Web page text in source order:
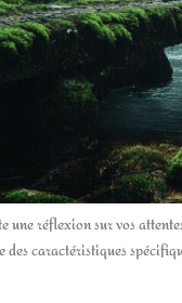
une réflexion sur vos
caractéristiques